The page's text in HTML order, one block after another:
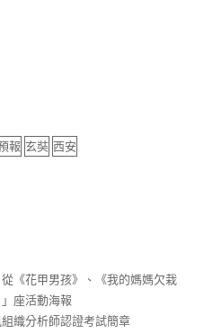
報 玄奘 西安
從《花甲男孩》、《我的媽媽欠栽
座活動海報
織分析師認證考試簡章